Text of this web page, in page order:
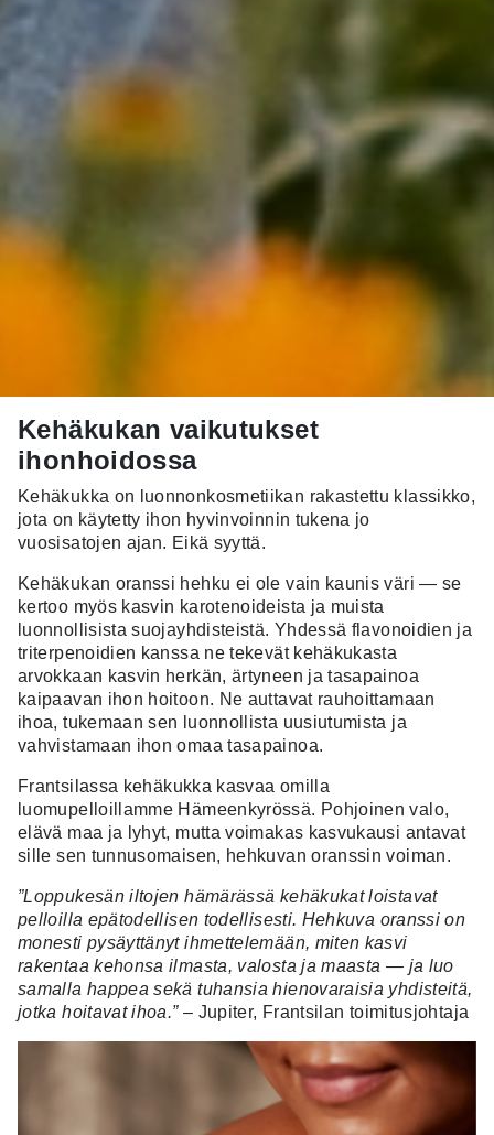
Kehäkukan vaikutukset
ihonhoidossa
Kehäkukka on luonnonkosmetiikan rakastettu klassikko,
jota on käytetty ihon hyvinvoinnin tukena jo
vuosisatojen ajan. Eikä syyttä.
Kehäkukan oranssi hehku ei ole vain kaunis väri — se
kertoo myös kasvin karotenoideista ja muista
luonnollisista suojayhdisteistä. Yhdessä flavonoidien ja
triterpenoidien kanssa ne tekevät kehäkukasta
arvokkaan kasvin herkän, ärtyneen ja tasapainoa
kaipaavan ihon hoitoon. Ne auttavatrauhoittamaan
ihoa, tukemaan sen luonnollista uusiutumista ja
vahvistamaan ihon omaa tasapainoa.
Frantsilassa kehäkukka kasvaa omilla
luomupelloillamme Hämeenkyrössä. Pohjoinen valo,
elävä maa ja lyhyt, mutta voimakas kasvukausi antavat
sille sen tunnusomaisen, hehkuvan oranssin voiman.
”Loppukesän iltojen hämärässä kehäkukat loistavat
pelloilla epätodellisen todellisesti. Hehkuva oranssi on
monesti pysäyttänyt ihmettelemään, miten kasvi
rakentaa kehonsa ilmasta, valosta ja maasta — ja luo
samalla happea sekä tuhansia hienovaraisia yhdisteitä,
jotka hoitavat ihoa.”– Jupiter, Frantsilan toimitusjohtaja